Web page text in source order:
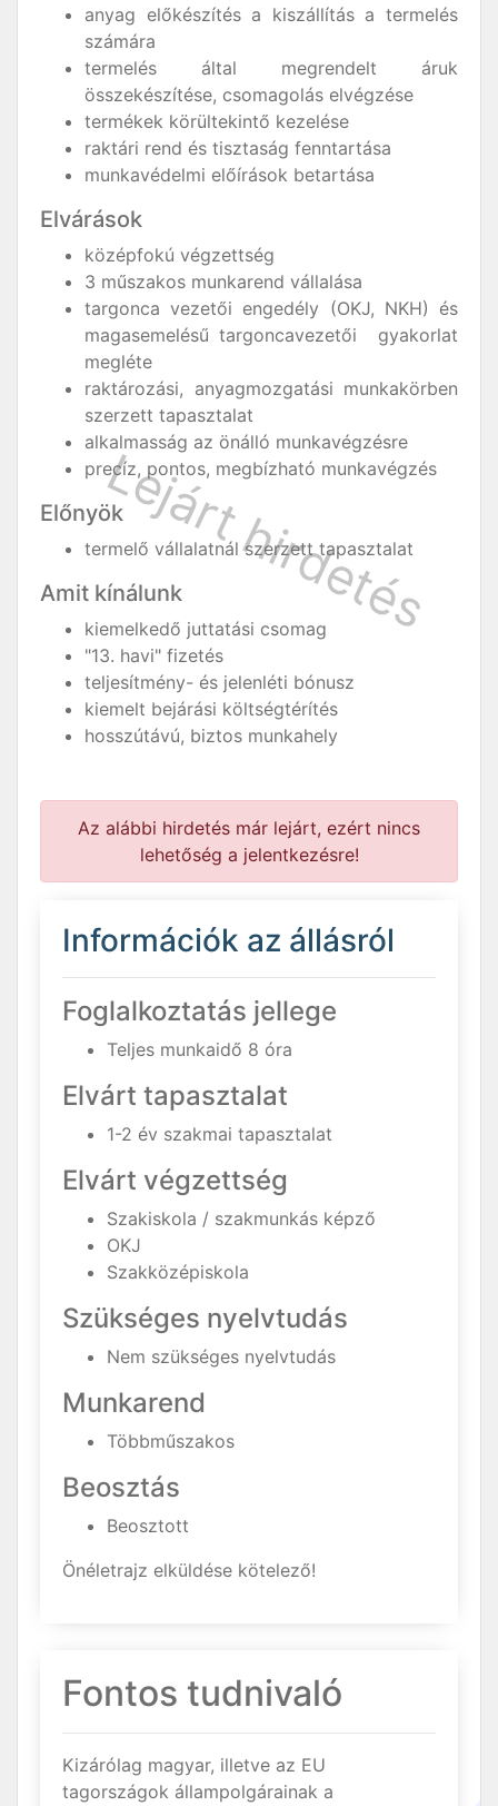
anyag előkészítés a kiszállítás a termelés
számára
termelés által megrendelt áruk
összekészítése, csomagolás elvégzése
termékek körültekintő kezelése
raktári rend és tisztaság fenntartása
munkavédelmi előírások betartása
Elvárások
középfokú végzettség
3 műszakos munkarend vállalása
targonca vezetői engedély (OKJ, NKH) és
magasemelésű targoncavezetői gyakorlat
megléte
raktározási, anyagmozgatási munkakörben
szerzett tapasztalat
alkalmasság az önálló munkavégzésre
precíz, pontos, megbízható munkavégzés
Előnyök
termelő vállalatnál szerzett tapasztalat
Amit kínálunk
kiemelkedő juttatási csomag
"13. havi" fizetés
teljesítmény- és jelenléti bónusz
kiemelt bejárási költségtérítés
hosszútávú, biztos munkahely
Az alábbi hirdetés már lejárt, ezért nincs
lehetőség a jelentkezésre!
Információk az állásról
Foglalkoztatás jellege
Teljes munkaidő 8 óra
Elvárt tapasztalat
1-2 év szakmai tapasztalat
Elvárt végzettség
Szakiskola / szakmunkás képző
OKJ
Szakközépiskola
Szükséges nyelvtudás
Nem szükséges nyelvtudás
Munkarend
Többműszakos
Beosztás
Beosztott
Önéletrajz elküldése kötelező!
Fontos tudnivaló
Kizárólag magyar, illetve az EU
tagországok állampolgárainak a